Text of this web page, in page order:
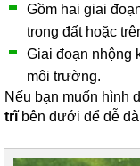
Gồm hai giai
trong đất hoặc
Giai đoạn nhộng
môi trường.
Nếu bạn muốn hình
trĩbên dưới để dễ